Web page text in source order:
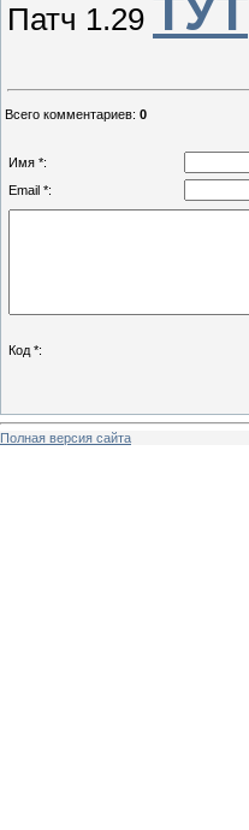
Патч 1.29 ТУТ
Всего комментариев: 0
Имя *:
Email *:
Код *:
Полная версия сайта